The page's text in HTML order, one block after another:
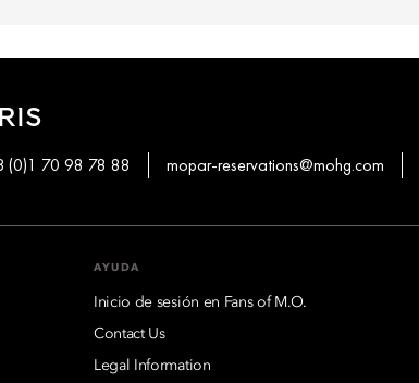
(0)1 70 98 78 88 mopar-reservations@mohg.com
AYUDA
Inicio de sesión en Fans of M.O.
Contact Us
Legal Information